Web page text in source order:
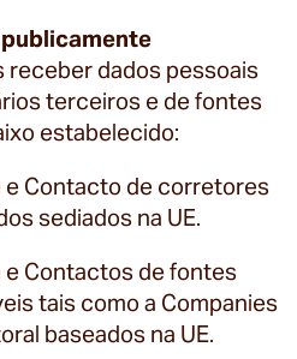
receber dados pessoais
terceiros e de fontes
estabelecido:
e Contacto de corretores
sediados na UE.
e Contactos de fontes
tais como a Companies
baseados na UE.